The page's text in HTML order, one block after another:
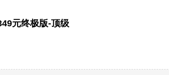
元终极版-顶级